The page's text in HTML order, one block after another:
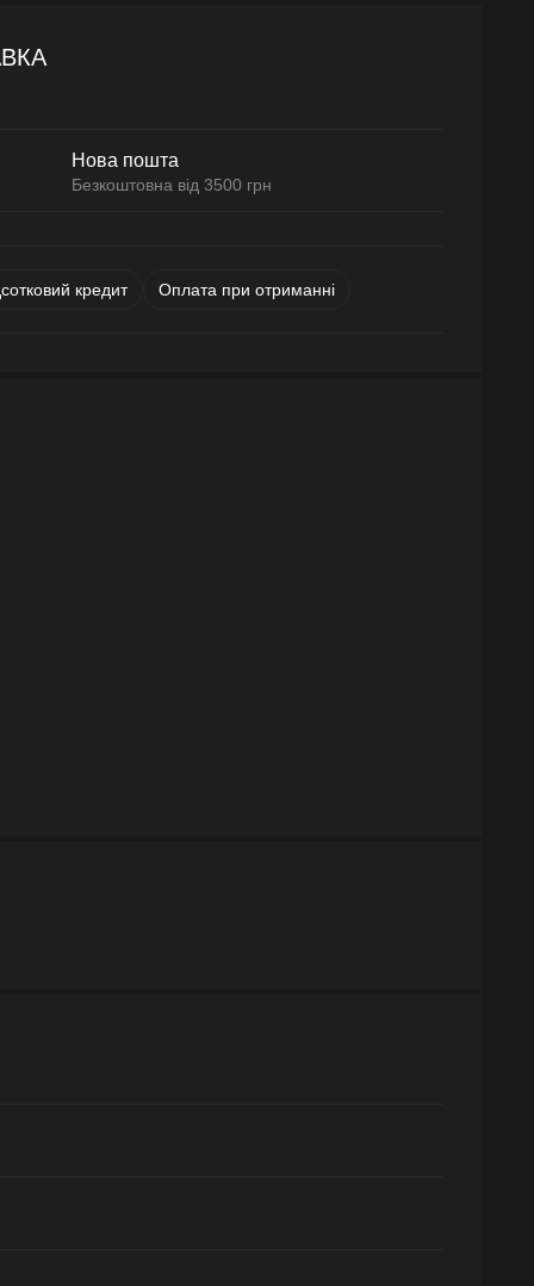
Нова пошта
Безкоштовна від 3500 грн
кредит Оплата при отриманні